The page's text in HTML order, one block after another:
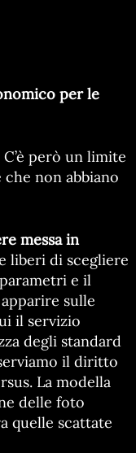
per le
C’è però un limite
non abbiano
messa in
liberi di scegliere
e il
sulle
il servizio
degli standard
il diritto
La modella
delle foto
quelle scattate